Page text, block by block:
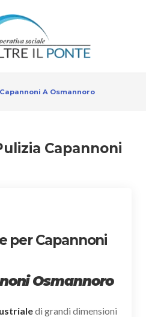
A Osmannoro
Capannoni
per Capannoni
Osmannoro
di grandi dimensioni